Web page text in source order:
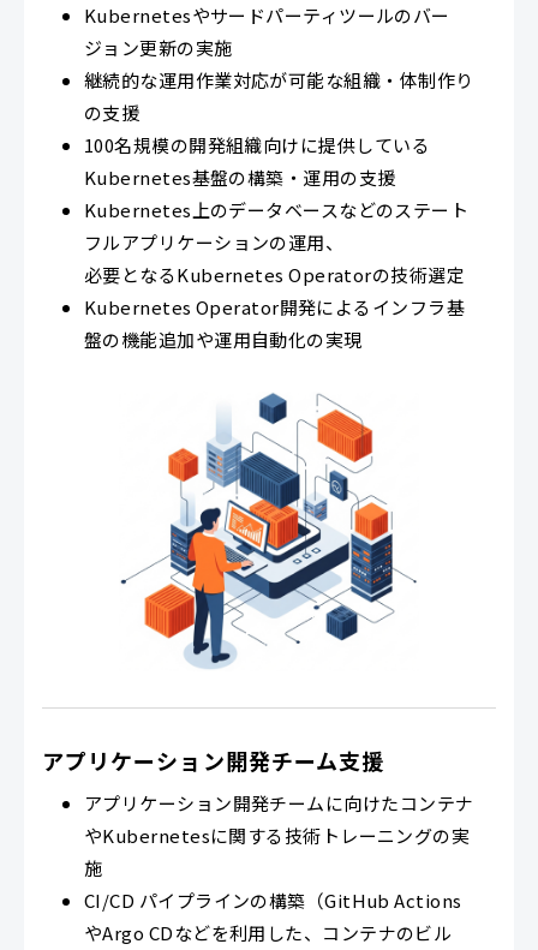
Kubernetesやサードパーティツールのバー
ジョン更新の実施
継続的な運用作業対応が可能な組織・体制作り
の支援
100名規模の開発組織向けに提供している
Kubernetes基盤の構築・運用の支援
Kubernetes上のデータベースなどのステート
フルアプリケーションの運用、
必要となるKubernetes Operatorの技術選定
Kubernetes Operator開発によるインフラ基
盤の機能追加や運用自動化の実現
アプリケーション開発チーム支援
アプリケーション開発チームに向けたコンテナ
やKubernetesに関する技術トレーニングの実
施
CI/CD パイプラインの構築（GitHub Actions
やArgo CDなどを利用した、コンテナのビル